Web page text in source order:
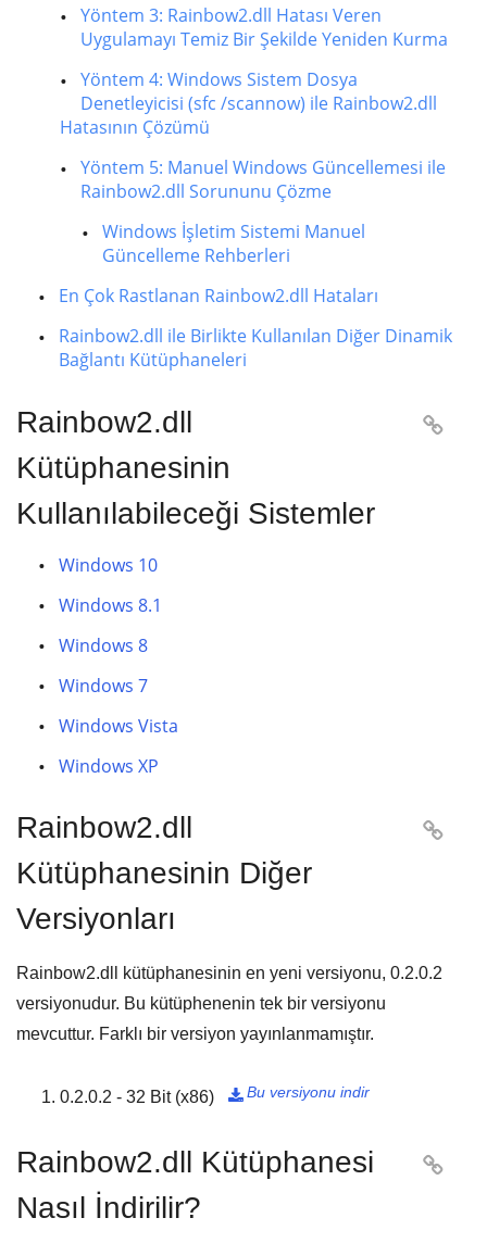
Yöntem 3: Rainbow2.dll Hatası Veren
Uygulamayı Temiz Bir Şekilde Yeniden Kurma
Yöntem 4: Windows Sistem Dosya
Denetleyicisi (sfc /scannow) ile Rainbow2.dll
Hatasının Çözümü
Yöntem 5: Manuel Windows Güncellemesi ile
Rainbow2.dll Sorununu Çözme
Windows İşletim Sistemi Manuel
Güncelleme Rehberleri
En Çok Rastlanan Rainbow2.dll Hataları
Rainbow2.dll ile Birlikte Kullanılan Diğer Dinamik
Bağlantı Kütüphaneleri
Rainbow2.dll
Kütüphanesinin
Kullanılabileceği Sistemler

Windows 10
Windows 8.1
Windows 8
Windows 7
Windows Vista
Windows XP
Rainbow2.dll
Kütüphanesinin Diğer
Versiyonları

Rainbow2.dll kütüphanesinin en yeni versiyonu, 0.2.0.2
versiyonudur. Bu kütüphenenin tek bir versiyonu
mevcuttur. Farklı bir versiyon yayınlanmamıştır.
0.2.0.2 - 32 Bit (x86) Bu versiyonu indir

Rainbow2.dll Kütüphanesi
Nasıl İndirilir?
